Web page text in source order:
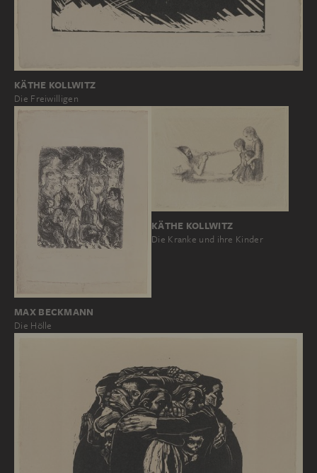
KÄTHE KOLLWITZ
Die Freiwilligen
MAX BECKMANN
Die Hölle
KÄTHE KOLLWITZ
Die Kranke und ihre Kinder